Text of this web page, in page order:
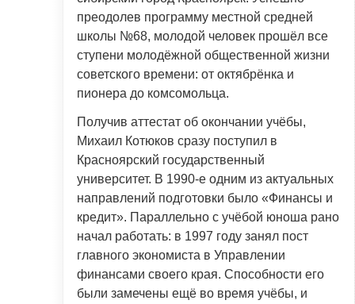
преодолев программу местной средней
школы №68, молодой человек прошёл все
ступени молодёжной общественной жизни
советского времени: от октябрёнка и
пионера до комсомольца.
Получив аттестат об окончании учёбы,
Михаил Котюков сразу поступил в
Красноярский государственный
университет. В 1990-е одним из актуальных
направлений подготовки было «Финансы и
кредит». Параллельно с учёбой юноша рано
начал работать: в 1997 году занял пост
главного экономиста в Управлении
финансами своего края. Способности его
были замечены ещё во время учёбы, и